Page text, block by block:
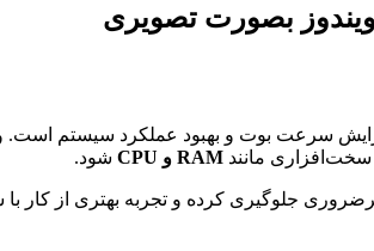
ویندوز بصورت تصویری
سرعت بوت و بهبود عملکرد سیستم است.
مانند RAM و CPU شود.
جلوگیری کرده و تجربه بهتری از کار